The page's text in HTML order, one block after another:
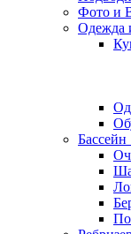
Фото и
Одежда
Бассейн